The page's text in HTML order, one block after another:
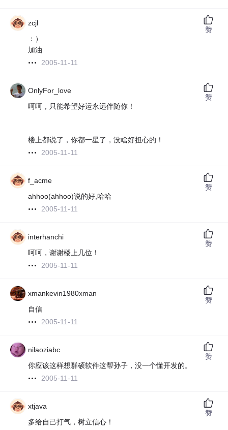
zcjl
：）
加油
2005-11-11
赞
OnlyFor_love
呵呵，只能希望好运永远伴随你！
楼上都说了，你都一星了，没啥好担心的！
2005-11-11
赞
f_acme
ahhoo(ahhoo)说的好,哈哈
2005-11-11
赞
interhanchi
呵呵，谢谢楼上几位！
2005-11-11
赞
xmankevin1980xman
自信
2005-11-11
赞
nilaoziabc
你应该这样想群硕软件这帮孙子，没一个懂开发的。
2005-11-11
赞
xtjava
多给自己打气，树立信心！
赞